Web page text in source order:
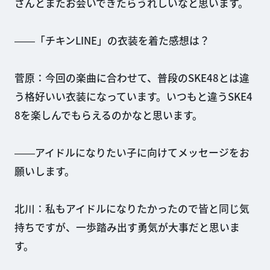
さんとまたお会いできたらうれしいなと思います。
――「チキンLINE」の衣装を着た感想は？
菅原：今回の楽曲に合わせて、普段のSKE48とは違
う格好いい衣装になっています。いつもと違うSKE4
8を楽しんでもらえるのかなと思います。
――アイドルになりたい子に向けてメッセージをお
願いします。
北川：私もアイドルになりたかったので皆と同じ気
持ちですが、一歩踏み出す勇気が大事だと思いま
す。